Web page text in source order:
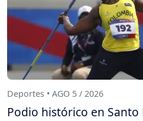
Deportes • AGO 5 / 2026
Podio histórico en